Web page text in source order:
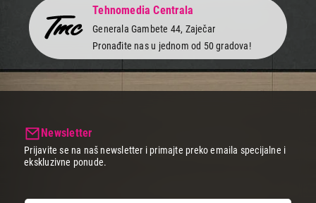
Tehnomedia Centrala
Generala Gambete 44, Zaječar
Pronađite nas u jednom od 50 gradova!
Newsletter
Prijavite se na naš newsletter i primajte preko emaila specijalne i
ekskluzivne ponude.